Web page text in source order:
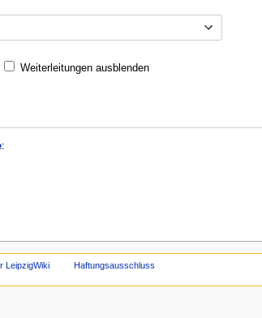
Weiterleitungen ausblenden
:
LeipzigWiki Haftungsausschluss